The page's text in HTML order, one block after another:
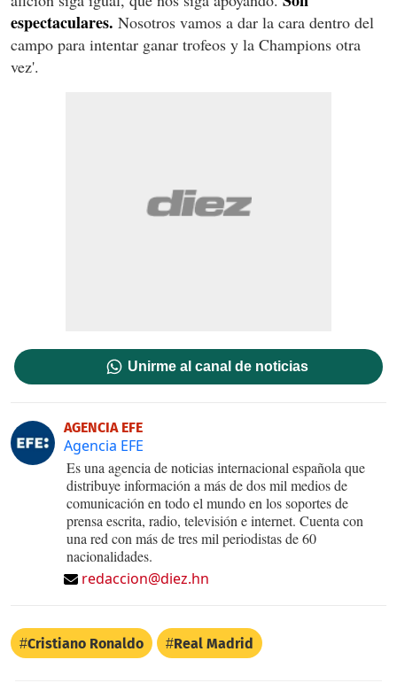
espectaculares. Nosotros vamos a dar la cara dentro del
campo para intentar ganar trofeos y la Champions otra
vez'.
Unirme al canal de noticias
AGENCIA EFE
Agencia EFE
Es una agencia de noticias internacional española que
distribuye información a más de dos mil medios de
comunicación en todo el mundo en los soportes de
prensa escrita, radio, televisión e internet. Cuenta con
una red con más de tres mil periodistas de 60
nacionalidades.
redaccion@diez.hn
Cristiano Ronaldo Real Madrid